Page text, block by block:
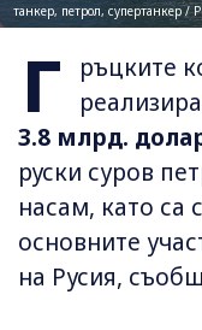
танкер, петрол, супертанкер /
Г
ръцките
3.8 млрд.
руски суров
насам, като са
основните
на Русия,